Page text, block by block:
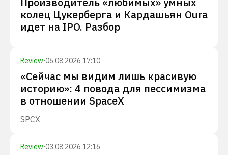
колец Цукерберга и Кардашьян Oura
идет на IPO. Разбор
Review·06.08.2026 17:10
«Сейчас мы видим лишь красивую
историю»: 4 повода для пессимизма
в отношении SpaceX
SPCX
Review·03.08.2026 12:16